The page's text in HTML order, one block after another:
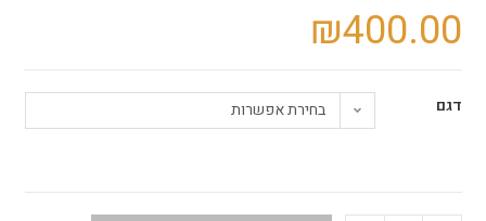
₪400.00
דגם בחירת אפשרות